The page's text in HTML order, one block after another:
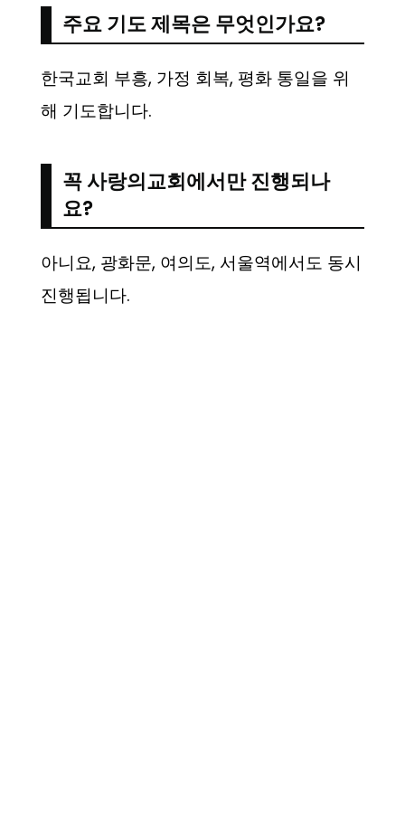
주요 기도 제목은 무엇인가요?
한국교회 부흥, 가정 회복, 평화 통일을 위
해 기도합니다.
꼭 사랑의교회에서만 진행되나
요?
아니요, 광화문, 여의도, 서울역에서도 동시
진행됩니다.